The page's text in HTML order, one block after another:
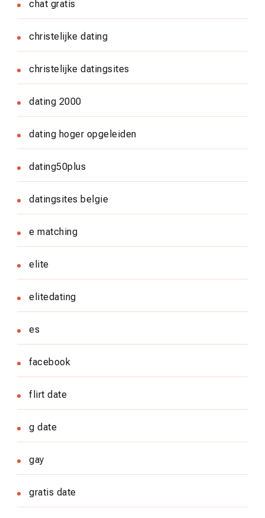
chat gratis
christelijke dating
christelijke datingsites
dating 2000
dating hoger opgeleiden
dating50plus
datingsites belgie
e matching
elite
elitedating
es
facebook
flirt date
g date
gay
gratis date